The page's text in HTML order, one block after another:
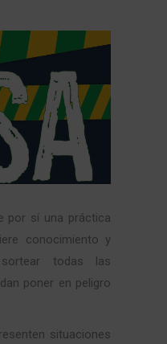
por sí una práctica
conocimiento y
todas las
poner en peligro
situaciones